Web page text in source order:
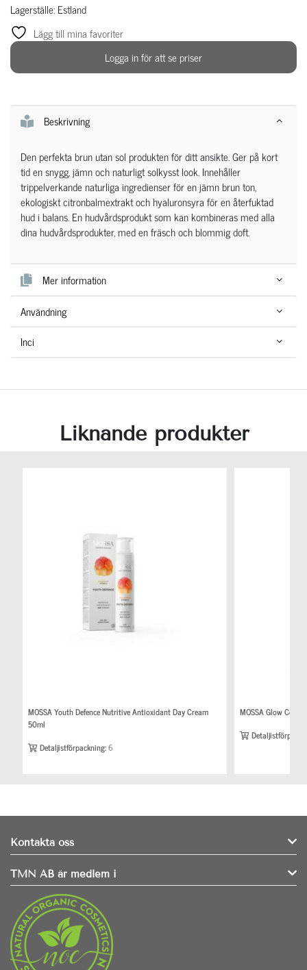
Lagerställe: Estland
Lägg till mina favoriter
Logga in för att se priser
Beskrivning
Den perfekta brun utan sol produkten för ditt ansikte. Ger på kort
tid en snygg, jämn och naturligt solkysst look. Innehåller
trippelverkande naturliga ingredienser för en jämn brun ton,
ekologiskt citronbalmextrakt och hyaluronsyra för en återfuktad
hud i balans. En hudvårdsprodukt som kan kombineras med alla
dina hudvårdsprodukter, med en fräsch och blommig doft.
Mer information
Användning
Inci
Liknande produkter
MOSSA Youth Defence Nutritive Antioxidant Day Cream
50ml
Detaljistförpackning:6
MOSSA Glow
Kontakta oss
TMN AB är medlem i